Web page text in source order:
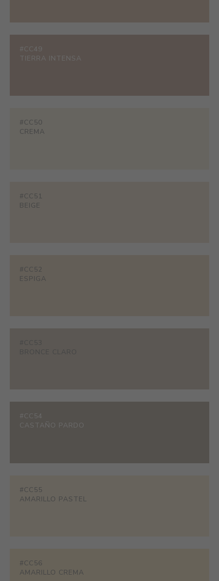
#CC49
TIERRA INTENSA
#CC50
CREMA
#CC51
BEIGE
#CC52
ESPIGA
#CC54
CASTAÑO PARDO
#CC55
AMARILLO PASTEL
#CC56
AMARILLO CREMA